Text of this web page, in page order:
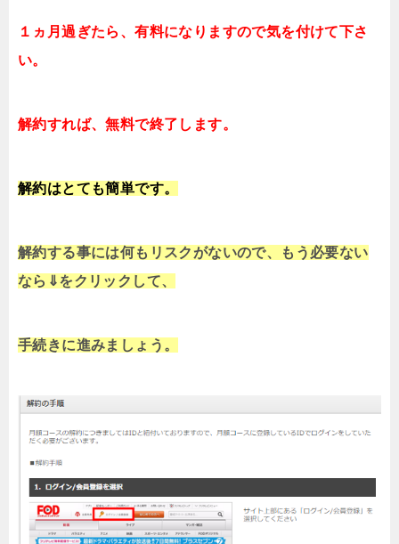
１ヵ月過ぎたら、有料になりますので気を付けて下さ
い。
解約すれば、無料で終了します。
解約はとても簡単です。
解約する事には何もリスクがないので、もう必要ない
なら⇓をクリックして、
手続きに進みましょう。